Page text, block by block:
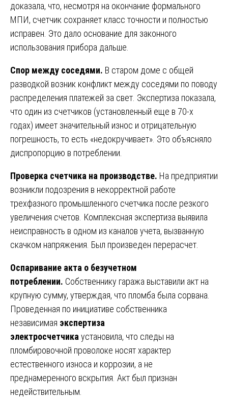
доказала, что, несмотря на окончание формального
МПИ, счетчик сохраняет класс точности и полностью
исправен. Это дало основание для законного
использования прибора дальше.
Спор между соседями. В старом доме с общей
разводкой возник конфликт между соседями по поводу
распределения платежей за свет. Экспертиза показала,
что один из счетчиков (установленный еще в 70-х
годах) имеет значительный износ и отрицательную
погрешность, то есть «недокручивает». Это объясняло
диспропорцию в потреблении.
Проверка счетчика на производстве. На предприятии
возникли подозрения в некорректной работе
трехфазного промышленного счетчика после резкого
увеличения счетов. Комплексная экспертиза выявила
неисправность в одном из каналов учета, вызванную
скачком напряжения. Был произведен перерасчет.
Оспаривание акта о безучетном
потреблении. Собственнику гаража выставили акт на
крупную сумму, утверждая, что пломба была сорвана.
Проведенная по инициативе собственника
независимая экспертиза
электросчетчика установила, что следы на
пломбировочной проволоке носят характер
естественного износа и коррозии, а не
преднамеренного вскрытия. Акт был признан
недействительным.